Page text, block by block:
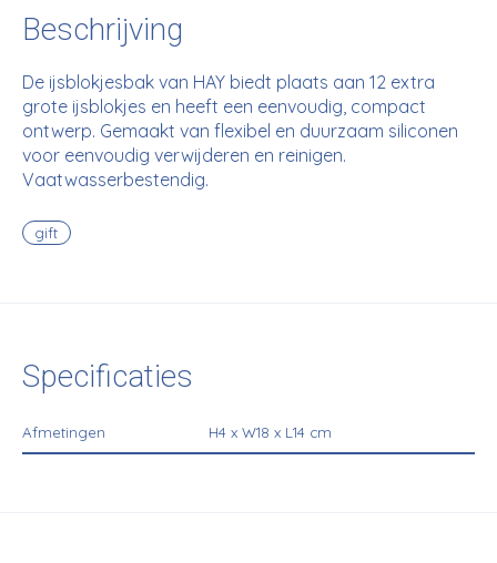
Beschrijving
De ijsblokjesbak van HAY biedt plaats aan 12 extra
grote ijsblokjes en heeft een eenvoudig, compact
ontwerp. Gemaakt van flexibel en duurzaam siliconen
voor eenvoudig verwijderen en reinigen.
Vaatwasserbestendig.
gift
Specificaties
Afmetingen H4 x W18 x L14 cm